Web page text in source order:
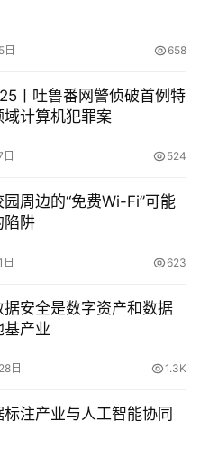
658
丨吐鲁番网警侦破首例特
域计算机犯罪案
524
周边的“免费Wi-Fi”可能
陷阱
623
据安全是数字资产和数据
基产业
日 1.3K
注产业与人工智能协同